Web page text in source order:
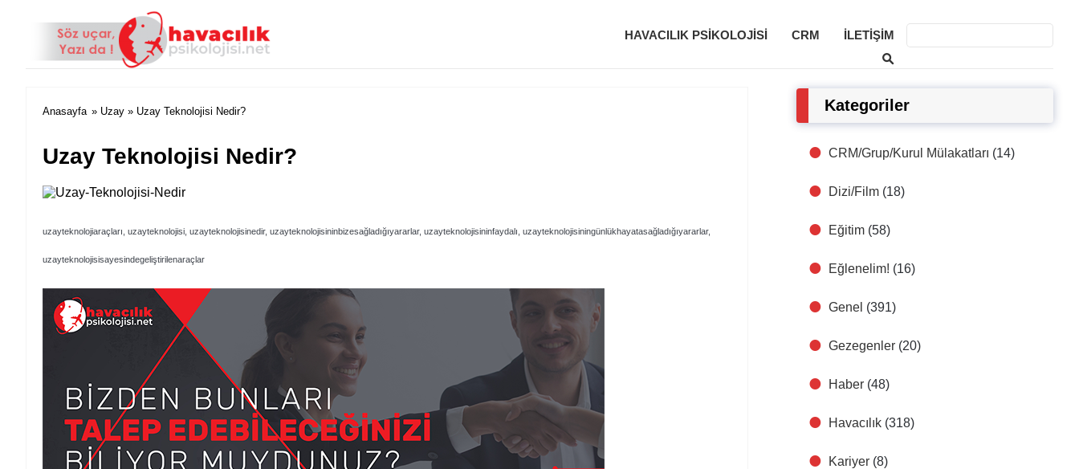
HAVACILIK PSIKOLOJISI CRM İLETIŞIM
Anasayfa » Uzay » Uzay Teknolojisi Nedir?
Uzay Teknolojisi Nedir?
uzayteknolojiaraçları, uzayteknolojisi, uzayteknolojisinedir, uzayteknolojisininbizesağladığıyararlar, uzayteknolojisininfaydalı, uzayteknolojisiningünlükhayatasağladığıyararlar,
uzayteknolojisisayesindegeliştirilenaraçlar
Kategoriler
CRM/Grup/Kurul Mülakatları (14)
Dizi/Film (18)
Eğitim (58)
Eğlenelim! (16)
Genel (391)
Gezegenler (20)
Haber (48)
Havacılık (318)
Kariyer (8)